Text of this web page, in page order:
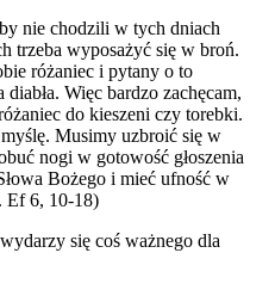
nie chodzili w tych dniach
trzeba wyposażyć się w broń.
różaniec i pytany o to
Więc bardzo zachęcam,
do kieszeni czy torebki.
Musimy uzbroić się w
nogi w gotowość głoszenia
Bożego i mieć ufność w
Ef 6, 10-18)
się coś ważnego dla